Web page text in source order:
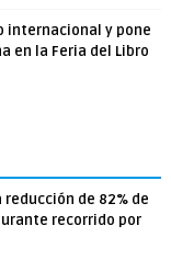
internacional y pone
en la Feria del Libro
de 82% de
recorrido por